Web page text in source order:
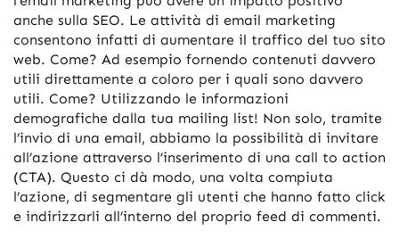
anche sulla SEO. Le attività di email marketing
consentono infatti di aumentare il traffico del tuo sito
web. Come? Ad esempio fornendo contenuti davvero
utili direttamente a coloro per i quali sono davvero
utili. Come? Utilizzando le informazioni
demografiche dalla tua mailing list! Non solo, tramite
l’invio di una email, abbiamo la possibilità di invitare
all’azione attraverso l’inserimento di una call to action
(CTA). Questo ci dà modo, una volta compiuta
l’azione, di segmentare gli utenti che hanno fatto click
e indirizzarli all’interno del proprio feed di commenti.